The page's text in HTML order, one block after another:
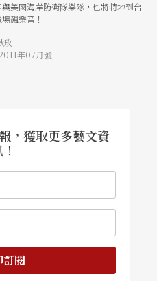
美國海岸防衛隊樂隊，也將特地到台
飆樂音！
玫
年07月號
，獲取更多藝文資
訂閱